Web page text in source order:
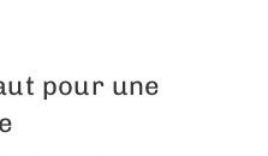
pour une